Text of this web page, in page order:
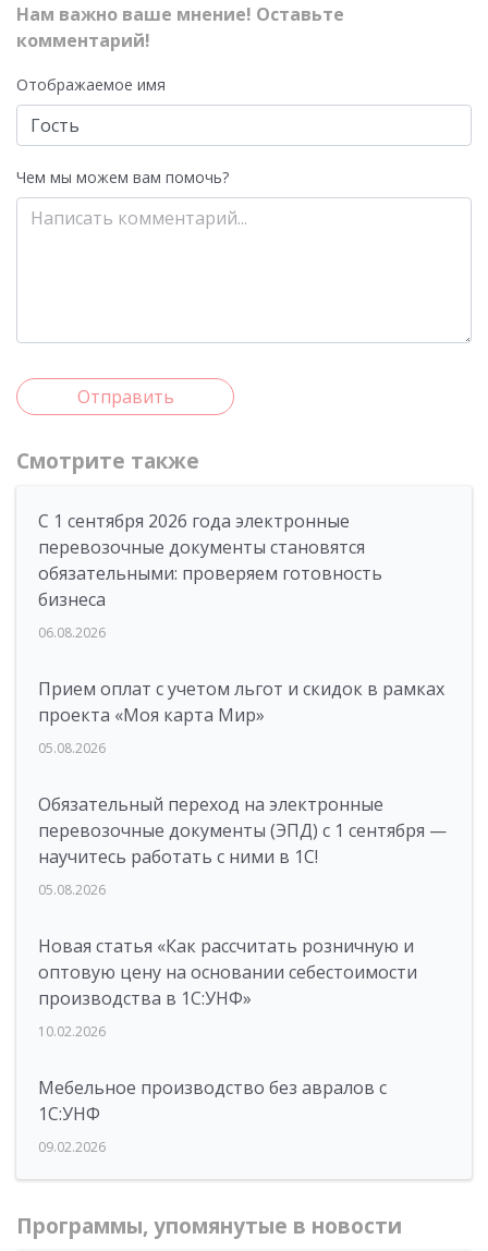
Нам важно ваше мнение! Оставьте
комментарий!
Отображаемое имя
Чем мы можем вам помочь?
Отправить
Смотрите также
С 1 сентября 2026 года электронные
перевозочные документы становятся
обязательными: проверяем готовность
бизнеса
06.08.2026
Прием оплат с учетом льгот и скидок в рамках
проекта «Моя карта Мир»
05.08.2026
Обязательный переход на электронные
перевозочные документы (ЭПД) с 1 сентября —
научитесь работать с ними в 1С!
05.08.2026
Новая статья «Как рассчитать розничную и
оптовую цену на основании себестоимости
производства в 1С:УНФ»
10.02.2026
Мебельное производство без авралов с
1С:УНФ
09.02.2026
Программы, упомянутые в новости